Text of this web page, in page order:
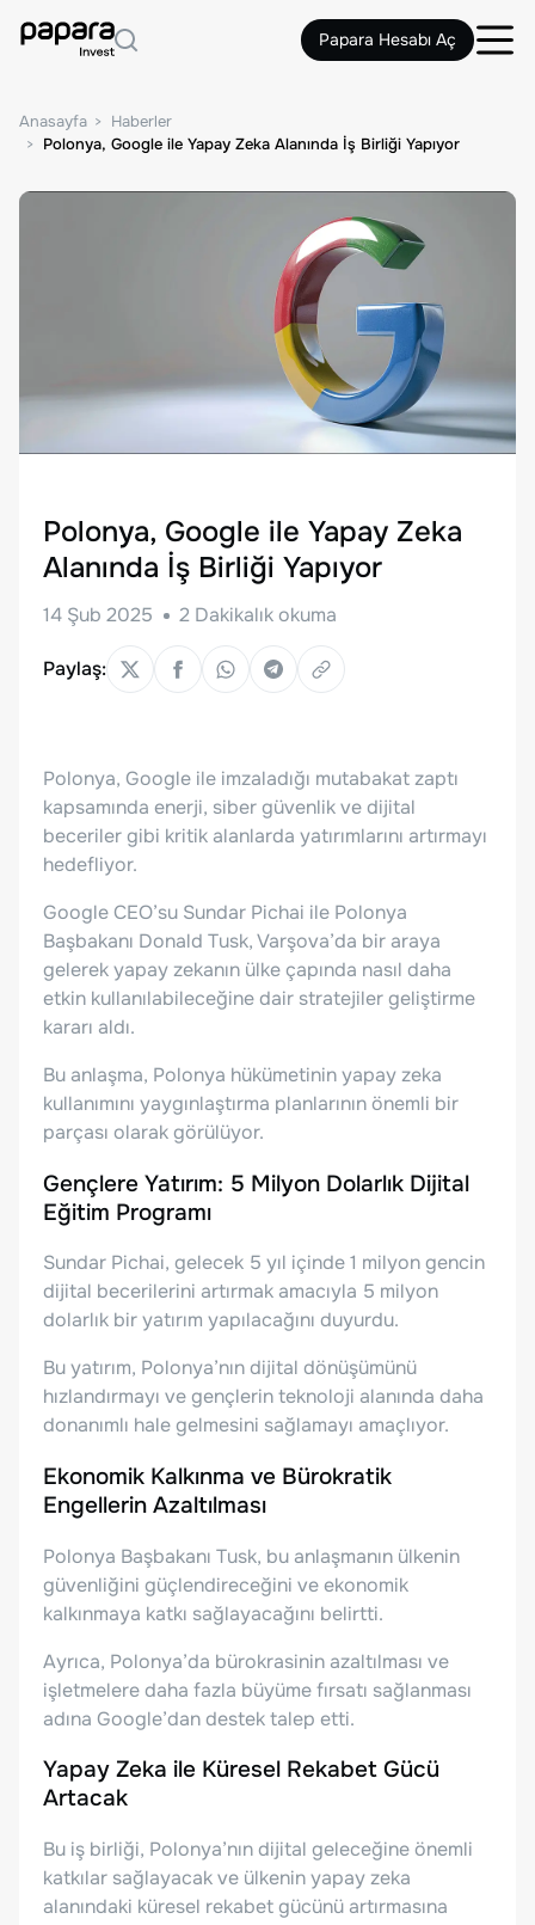
Papara Hesabı Aç
Anasayfa
Haberler
Polonya, Google ile Yapay Zeka Alanında İş Birliği Yapıyor
Polonya, Google ile Yapay Zeka
Alanında İş Birliği Yapıyor
14 Şub 2025 2 Dakikalık okuma
Paylaş:
Polonya, Google ile imzaladığı mutabakat zaptı
kapsamında enerji, siber güvenlik ve dijital
beceriler gibi kritik alanlarda yatırımlarını artırmayı
hedefliyor.
Google CEO’su Sundar Pichai ile Polonya
Başbakanı Donald Tusk, Varşova’da bir araya
gelerek yapay zekanın ülke çapında nasıl daha
etkin kullanılabileceğine dair stratejiler geliştirme
kararı aldı.
Bu anlaşma, Polonya hükümetinin yapay zeka
kullanımını yaygınlaştırma planlarının önemli bir
parçası olarak görülüyor.
Gençlere Yatırım: 5 Milyon Dolarlık Dijital
Eğitim Programı
Sundar Pichai, gelecek 5 yıl içinde 1 milyon gencin
dijital becerilerini artırmak amacıyla 5 milyon
dolarlık bir yatırım yapılacağını duyurdu.
Bu yatırım, Polonya’nın dijital dönüşümünü
hızlandırmayı ve gençlerin teknoloji alanında daha
donanımlı hale gelmesini sağlamayı amaçlıyor.
Ekonomik Kalkınma ve Bürokratik
Engellerin Azaltılması
Polonya Başbakanı Tusk, bu anlaşmanın ülkenin
güvenliğini güçlendireceğini ve ekonomik
kalkınmaya katkı sağlayacağını belirtti.
Ayrıca, Polonya’da bürokrasinin azaltılması ve
işletmelere daha fazla büyüme fırsatı sağlanması
adına Google’dan destek talep etti.
Yapay Zeka ile Küresel Rekabet Gücü
Artacak
Bu iş birliği, Polonya’nın dijital geleceğine önemli
katkılar sağlayacak ve ülkenin yapay zeka
alanındaki küresel rekabet gücünü artırmasına